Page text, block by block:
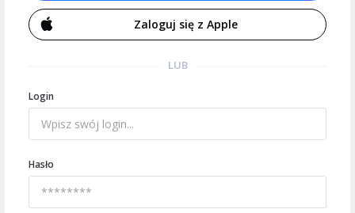
Zaloguj się z Apple
LUB
Login
Hasło